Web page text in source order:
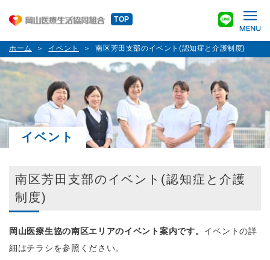
TOP
ホーム イベント 南区芳田支部のイベント(認知症と介護制度)
イベント
南区芳田支部のイベント(認知症と介護
制度)
岡山医療生協の南区エリアのイベント案内です。 イベントの詳
細はチラシを参照ください。